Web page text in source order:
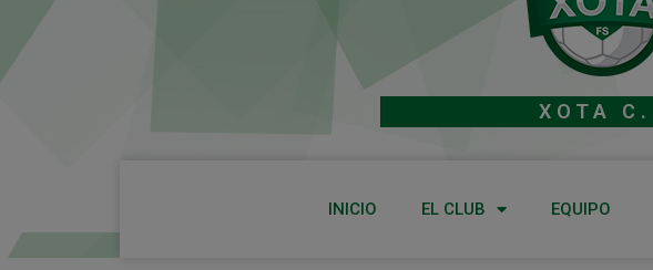
XOTA
INICIO EL CLUB EQUIPO